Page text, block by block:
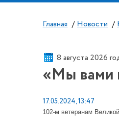
Главная / Новости /
8 августа 2026
«Мы вами
17.05.2024, 13:47
102-м ветеранам